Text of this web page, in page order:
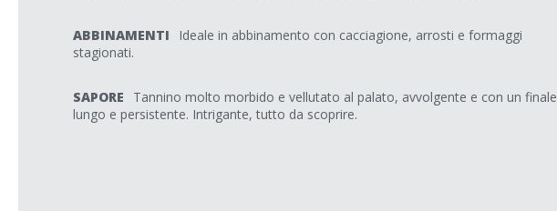
ABBINAMENTI
Ideale in abbinamento con cacciagione, arrosti e formaggi
stagionati.
SAPORE
Tannino molto morbido e vellutato al palato, avvolgente e con un finale
lungo e persistente. Intrigante, tutto da scoprire.